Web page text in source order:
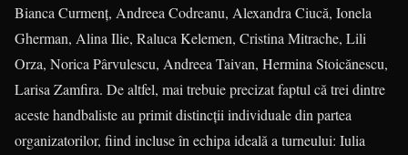
Bianca Curmenţ, Andreea Codreanu, Alexandra Ciucă, Ionela
Gherman, Alina Ilie, Raluca Kelemen, Cristina Mitrache, Lili
Orza, Norica Pârvulescu, Andreea Taivan, Hermina Stoicănescu,
Larisa Zamfira. De altfel, mai trebuie precizat faptul că trei dintre
aceste handbaliste au primit distincţii individuale din partea
organizatorilor, fiind incluse în echipa ideală a turneului: Iulia